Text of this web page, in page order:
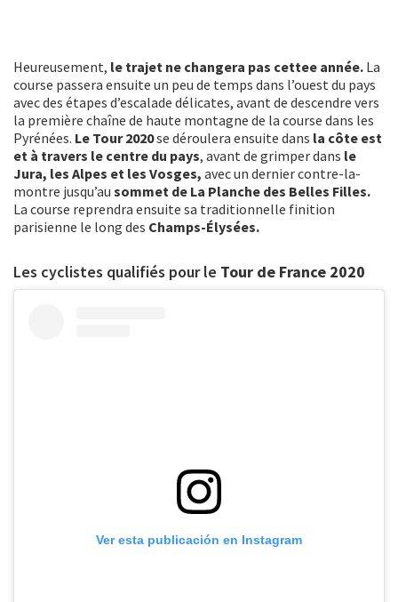
Heureusement, le trajet ne changera pas cettee année. La
course passera ensuite un peu de temps dans l’ouest du pays
avec des étapes d’escalade délicates, avant de descendre vers
la première chaîne de haute montagne de la course dans les
Pyrénées. Le Tour 2020se déroulera ensuite dans la côte est
et à travers le centre du pays, avant de grimper dans le
Jura, les Alpes et les Vosges, avec un dernier contre-la-
montre jusqu’au sommet de La Planche des Belles Filles.
La course reprendra ensuite sa traditionnelle finition
parisienne le long des Champs-Élysées.
Les cyclistes qualifiés pour le Tour de France 2020
Ver esta publicación en Instagram